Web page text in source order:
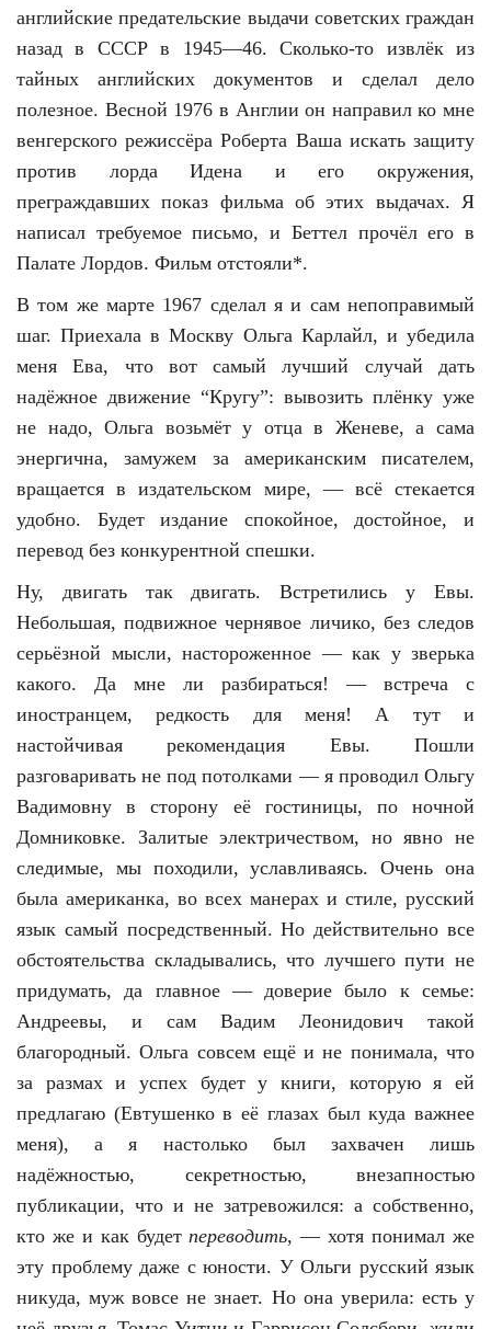
английские предательские выдачи советских граждан
назад в СССР в 1945—46. Сколько-то извлёк из
тайных английских документов и сделал дело
полезное. Весной 1976 в Англии он направил ко мне
венгерского режиссёра Роберта Ваша искать защиту
против лорда Идена и его окружения,
преграждавших показ фильма об этих выдачах. Я
написал требуемое письмо, и Беттел прочёл его в
Палате Лордов. Фильм отстояли*.
В том же марте 1967 сделал я и сам непоправимый
шаг. Приехала в Москву Ольга Карлайл, и убедила
меня Ева, что вот самый лучший случай дать
надёжное движение “Кругу”: вывозить плёнку уже
не надо, Ольга возьмёт у отца в Женеве, а сама
энергична, замужем за американским писателем,
вращается в издательском мире, — всё стекается
удобно. Будет издание спокойное, достойное, и
перевод без конкурентной спешки.
Ну, двигать так двигать. Встретились у Евы.
Небольшая, подвижное чернявое личико, без следов
серьёзной мысли, настороженное — как у зверька
какого. Да мне ли разбираться! — встреча с
иностранцем, редкость для меня! А тут и
настойчивая рекомендация Евы. Пошли
разговаривать не под потолками — я проводил Ольгу
Вадимовну в сторону её гостиницы, по ночной
Домниковке. Залитые электричеством, но явно не
следимые, мы походили, уславливаясь. Очень она
была американка, во всех манерах и стиле, русский
язык самый посредственный. Но действительно все
обстоятельства складывались, что лучшего пути не
придумать, да главное — доверие было к семье:
Андреевы, и сам Вадим Леонидович такой
благородный. Ольга совсем ещё и не понимала, что
за размах и успех будет у книги, которую я ей
предлагаю (Евтушенко в её глазах был куда важнее
меня), а я настолько был захвачен лишь
надёжностью, секретностью, внезапностью
публикации, что и не затревожился: а собственно,
кто же и как будетпереводить, — хотя понимал же
эту проблему даже с юности. У Ольги русский язык
никуда, муж вовсе не знает. Но она уверила: есть у